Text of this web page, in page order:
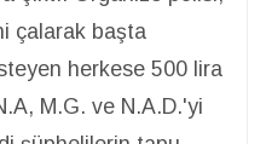
çalarak başta
herkese 500 lira
M.G. ve N.A.D.'yi